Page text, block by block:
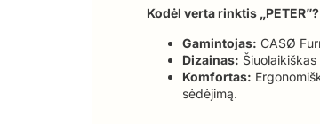
Kodėl verta rinktis „PETER”?
Gamintojas: CASØ
Dizainas:
Komfortas:
sėdėjimą.